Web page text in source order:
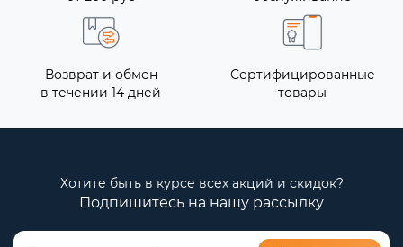
Возврат и обмен
в течении 14 дней
Сертифицированные
товары
Хотите быть в курсе всех акций и скидок?
Подпишитесь на нашу рассылку